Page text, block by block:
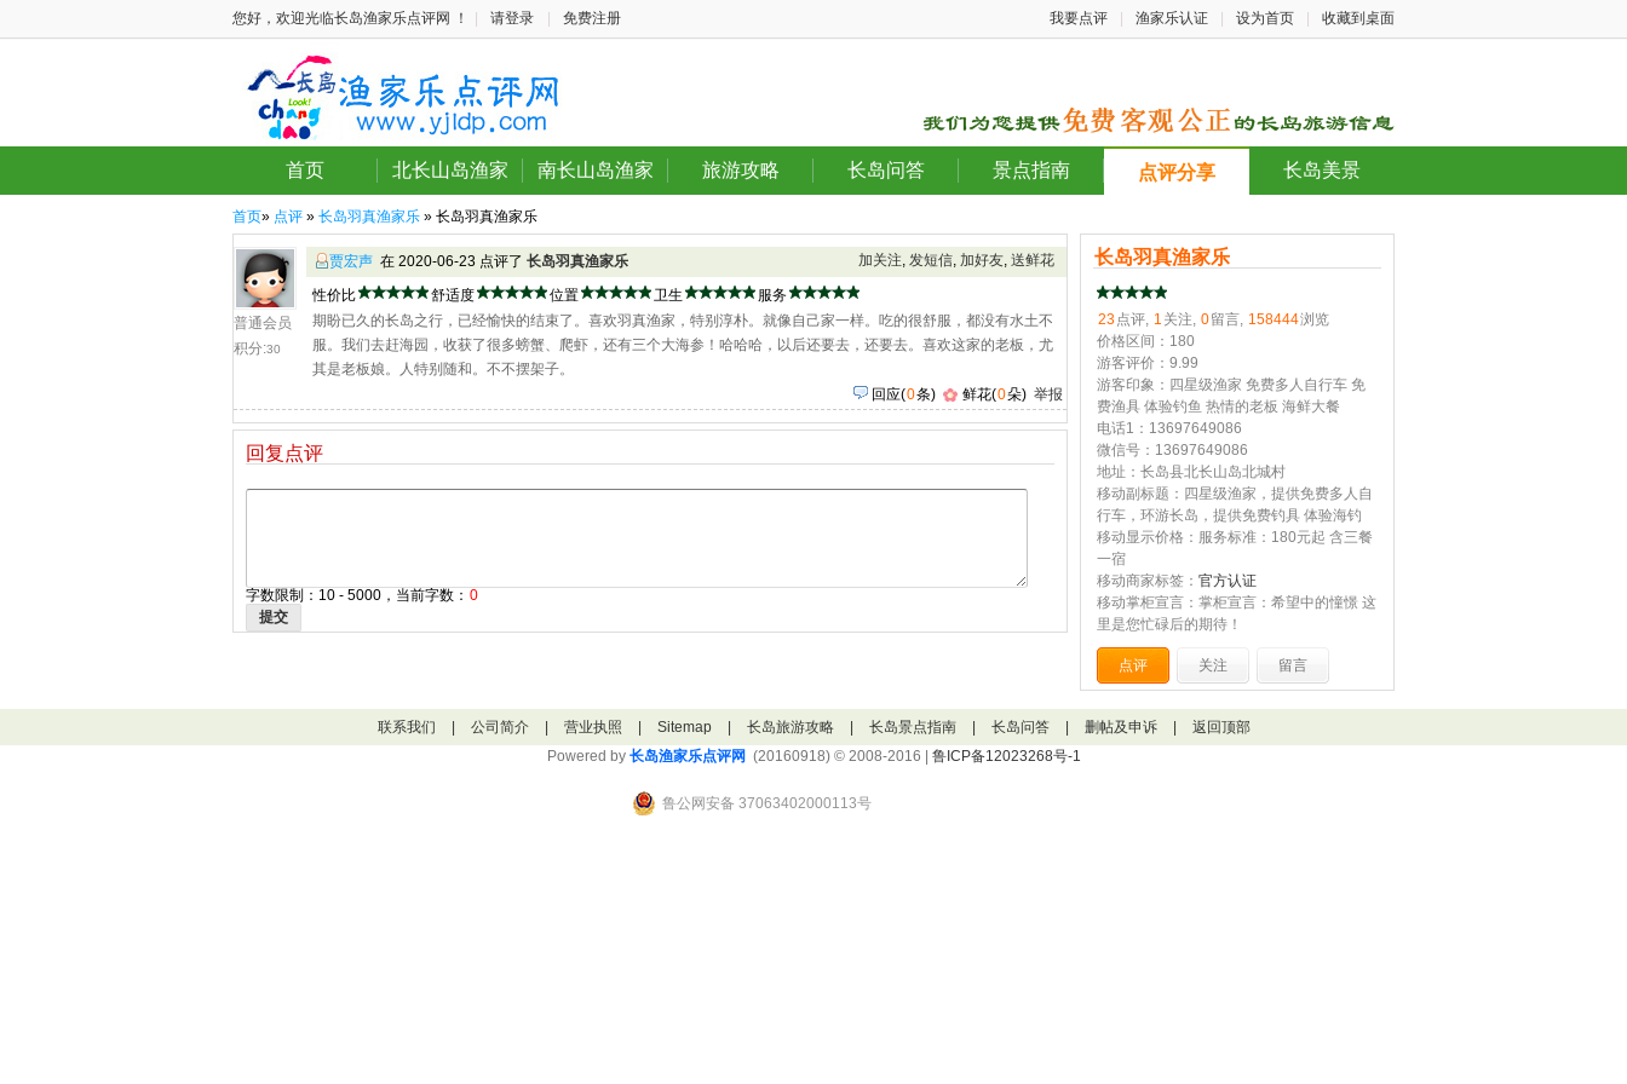
您好，欢迎光临长岛渔家乐点评网 ！ 请登录 免费注册 我要点评 渔家乐认证 设为首页 收藏到桌面
首页 北长山岛渔家 南长山岛渔家 旅游攻略 长岛问答 景点指南 点评分享 长岛美景
首页» 点评 » 长岛羽真渔家乐 » 长岛羽真渔家乐
普通会员
积分:30
加关注, 发短信, 加好友, 送鲜花
贾宏声 在 2020-06-23 点评了 长岛羽真渔家乐
性价比
舒适度 位置 卫生
服务
期盼已久的长岛之行，已经愉快的结束了。喜欢羽真渔家，特别淳朴。就像自己家一样。吃的很舒服，都没有水土不
服。我们去赶海园，收获了很多螃蟹、爬虾，还有三个大海参！哈哈哈，以后还要去，还要去。喜欢这家的老板，尤
其是老板娘。人特别随和。不不摆架子。
回应(0条) 鲜花(0朵) 举报
回复点评
字数限制：10 - 5000，当前字数： 0
提交
长岛羽真渔家乐
23点评, 1 关注, 0留言, 158444浏览
价格区间：180
游客评价：9.99
游客印象：四星级渔家 免费多人自行车 免
费渔具 体验钓鱼 热情的老板 海鲜大餐
电话1：13697649086
微信号：13697649086
地址：长岛县北长山岛北城村
移动副标题：四星级渔家，提供免费多人自
行车，环游长岛，提供免费钓具 体验海钓
移动显示价格：服务标准：180元起 含三餐
一宿
移动商家标签： 官方认证
移动掌柜宣言：掌柜宣言：希望中的憧憬 这
里是您忙碌后的期待！
点评 关注 留言
联系我们 公司简介 营业执照 Sitemap 长岛旅游攻略 长岛景点指南 长岛问答 删帖及申诉
返回顶部
Powered by 长岛渔家乐点评网 (20160918) © 2008-2016 | 鲁ICP备12023268号-1
鲁公网安备 37063402000113号